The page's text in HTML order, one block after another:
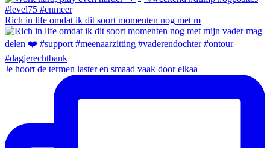
Rich in life omdat ik dit soort momenten nog met m
Je hoort de termen laster en smaad vaak door elkaa